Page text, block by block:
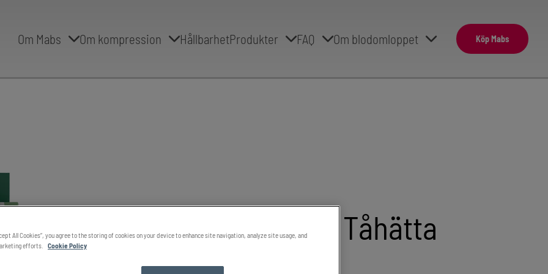
Om Mabs Om kompression HållbarhetProdukter FAQ Om blodomloppet Köp Mabs
Mabs Elastisk Tåhätta
Skyddar tån och området kring nageln
All Cookies”, you agree to the storing of cookies on your device to enhance site navigation, analyze site usage, and
efforts.
Cookie Policy